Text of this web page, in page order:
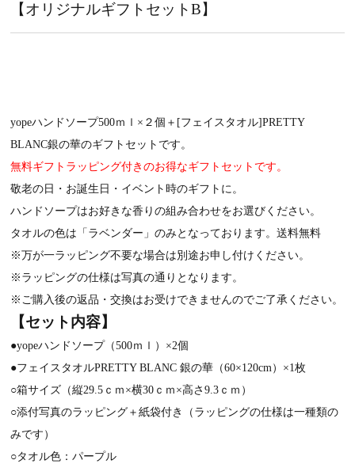
【オリジナルギフトセットB】
yopeハンドソープ500ｍｌ×２個＋[フェイスタオル]PRETTY
BLANC銀の華のギフトセットです。
無料ギフトラッピング付きのお得なギフトセットです。
敬老の日・お誕生日・イベント時のギフトに。
ハンドソープはお好きな香りの組み合わせをお選びください。
タオルの色は「ラベンダー」のみとなっております。送料無料
※万が一ラッピング不要な場合は別途お申し付けください。
※ラッピングの仕様は写真の通りとなります。
※ご購入後の返品・交換はお受けできませんのでご了承ください。
【セット内容】
●yopeハンドソープ（500ｍｌ）×2個
●フェイスタオルPRETTY BLANC 銀の華（60×120cm）×1枚
○箱サイズ（縦29.5ｃｍ×横30ｃｍ×高さ9.3ｃｍ）
○添付写真のラッピング＋紙袋付き（ラッピングの仕様は一種類の
みです）
○タオル色：パープル